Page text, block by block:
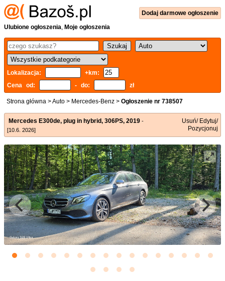
Dodaj darmowe ogłoszenie
Ulubione ogłoszenia, Moje ogłoszenia
Lokalizacja:
+km:
Cena od:
- do: zł
Strona główna >Auto > Mercedes-Benz > Ogłoszenie nr 738507
Mercedes E300de, plug in hybrid, 306PS, 2019 -
[10.6. 2026]
Usuń/ Edytuj/
Pozycjonuj